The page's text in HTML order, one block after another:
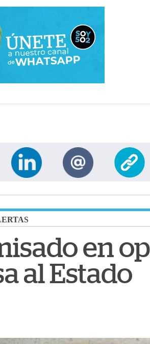
en
al Estado